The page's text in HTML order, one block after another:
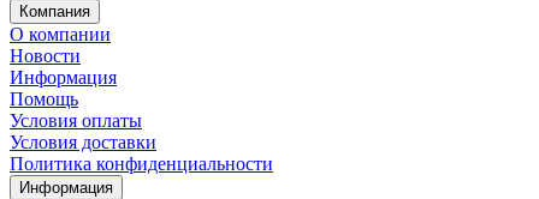
Компания
О компании
Новости
Информация
Помощь
Условия оплаты
Условия доставки
Политика конфиденциальности
Информация